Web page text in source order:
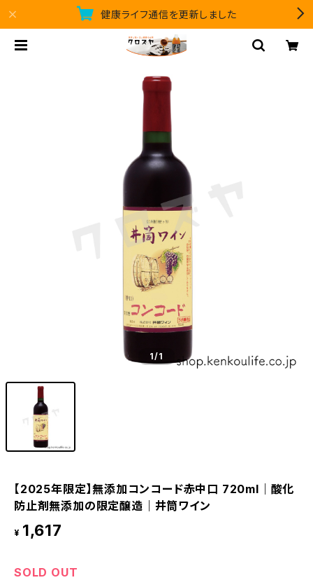
健康ライフ通信を更新しました
1/1
【2025年限定】無添加コンコード赤中口 720ml｜酸化
防止剤無添加の限定醸造｜井筒ワイン
¥ 1,617
SOLD OUT